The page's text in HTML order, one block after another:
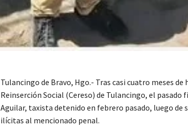
Tulancingo de Bravo, Hgo.- Tras casi cuatro meses
Reinserción Social (Cereso) de Tulancingo, el pasado
Aguilar, taxista detenido en febrero pasado, luego de
ilícitas al mencionado penal.